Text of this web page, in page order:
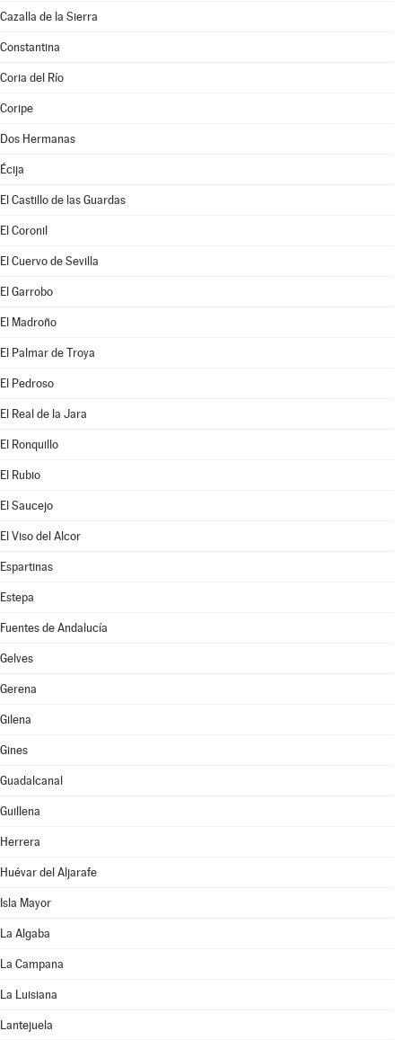
Cazalla de la Sierra
Constantina
Coria del Río
Coripe
Dos Hermanas
Écija
El Castillo de las Guardas
El Coronil
El Cuervo de Sevilla
El Garrobo
El Madroño
El Palmar de Troya
El Pedroso
El Real de la Jara
El Ronquillo
El Rubio
El Saucejo
El Viso del Alcor
Espartinas
Estepa
Fuentes de Andalucía
Gelves
Gerena
Gilena
Gines
Guadalcanal
Guillena
Herrera
Huévar del Aljarafe
Isla Mayor
La Algaba
La Campana
La Luisiana
Lantejuela